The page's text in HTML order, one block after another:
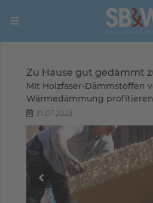
Zu Hause gut gedämmt
Mit Holzfaser-Dämmstoffen
Wärmedämmung profitieren
31.07.2023